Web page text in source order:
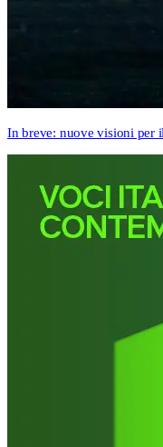
In breve: nuove visioni per